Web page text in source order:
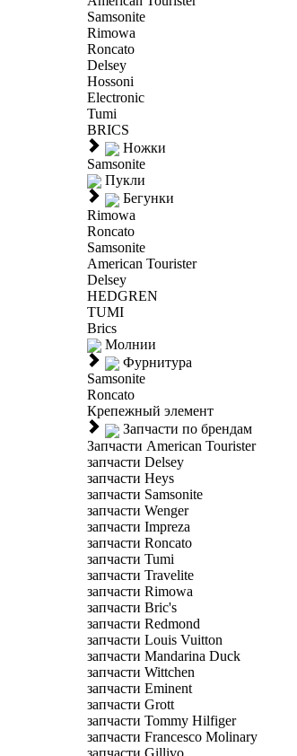
Samsonite
Rimowa
Roncato
Delsey
Hossoni
Electronic
Tumi
BRICS
Ножки
Samsonite
Пукли
Бегунки
Rimowa
Roncato
Samsonite
American Tourister
Delsey
HEDGREN
TUMI
Brics
Молнии
Фурнитура
Samsonite
Roncato
Крепежный элемент
Запчасти по брендам
Запчасти American Tourister
запчасти Delsey
запчасти Heys
запчасти Samsonite
запчасти Wenger
запчасти Impreza
запчасти Roncato
запчасти Tumi
запчасти Travelite
запчасти Rimowa
запчасти Bric's
запчасти Redmond
запчасти Louis Vuitton
запчасти Mandarina Duck
запчасти Wittchen
запчасти Eminent
запчасти Grott
запчасти Tommy Hilfiger
запчасти Francesco Molinary
запчасти Gillivo